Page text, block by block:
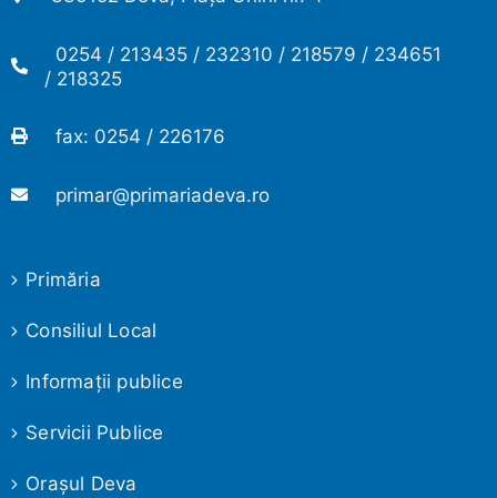
0254 / 213435 / 232310 / 218579 / 234651
/ 218325
fax: 0254 / 226176
primar@primariadeva.ro
Primăria
Consiliul Local
Informaţii publice
Servicii Publice
Oraşul Deva